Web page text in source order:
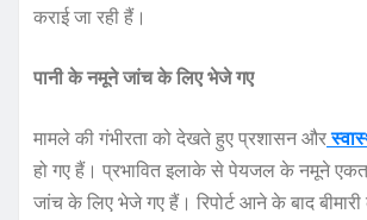
कराई जा रही हैं।
पानी के नमूने जांच के लिए भेजे गए
मामले की गंभीरता को देखते हुए प्रशासन और
हो गए हैं। प्रभावित इलाके से पेयजल के नमूने
जांच के लिए भेजे गए हैं। रिपोर्ट आने के बाद